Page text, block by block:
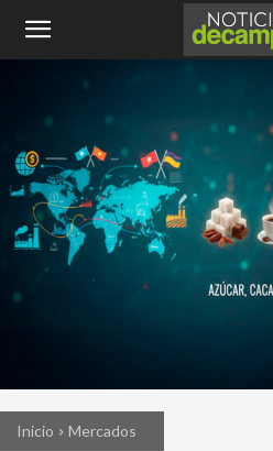
Inicio Mercados